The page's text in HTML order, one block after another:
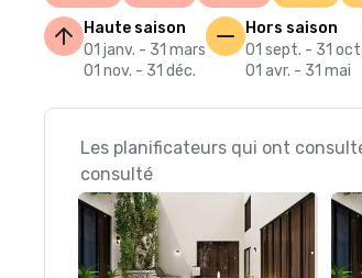
Haute saison
01 janv. - 31 mars
01 nov. - 31 déc.
Hors saison
01 sept. - 31 oct.
01 avr. - 31 mai
Les planificateurs qui ont
consulté